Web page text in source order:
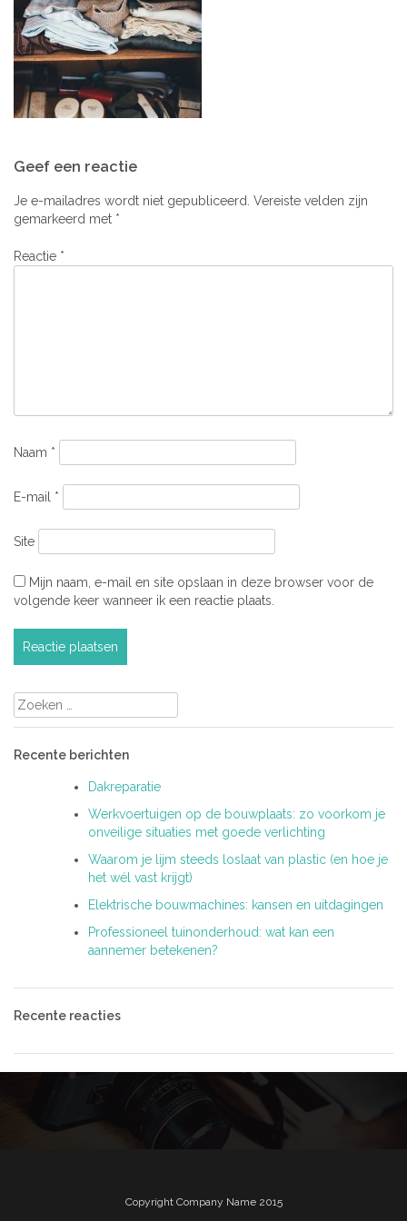
navigatie
Geef een reactie
Je e-mailadres wordt niet gepubliceerd. Vereiste velden zijn
gemarkeerd met *
Reactie *
Naam *
E-mail *
Site
Mijn naam, e-mail en site opslaan in deze browser voor de
volgende keer wanneer ik een reactie plaats.
Zoeken
naar:
Recente berichten
Dakreparatie
Werkvoertuigen op de bouwplaats: zo voorkom je
onveilige situaties met goede verlichting
Waarom je lijm steeds loslaat van plastic (en hoe je
het wél vast krijgt)
Elektrische bouwmachines: kansen en uitdagingen
Professioneel tuinonderhoud: wat kan een
aannemer betekenen?
Recente reacties
Copyright Company Name 2015